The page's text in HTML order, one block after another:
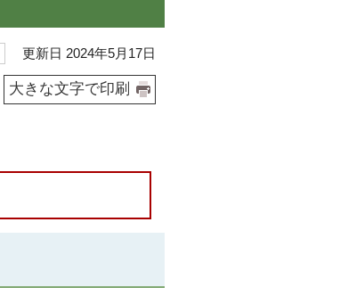
更新日 2024年5月17日
大きな文字で印刷